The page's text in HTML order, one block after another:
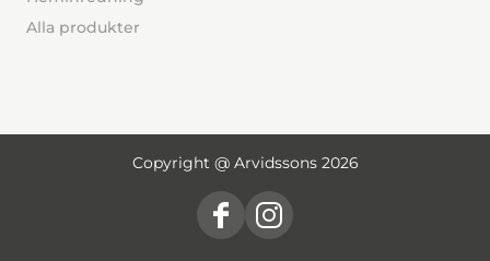
Alla produkter
Copyright @ Arvidssons 2026